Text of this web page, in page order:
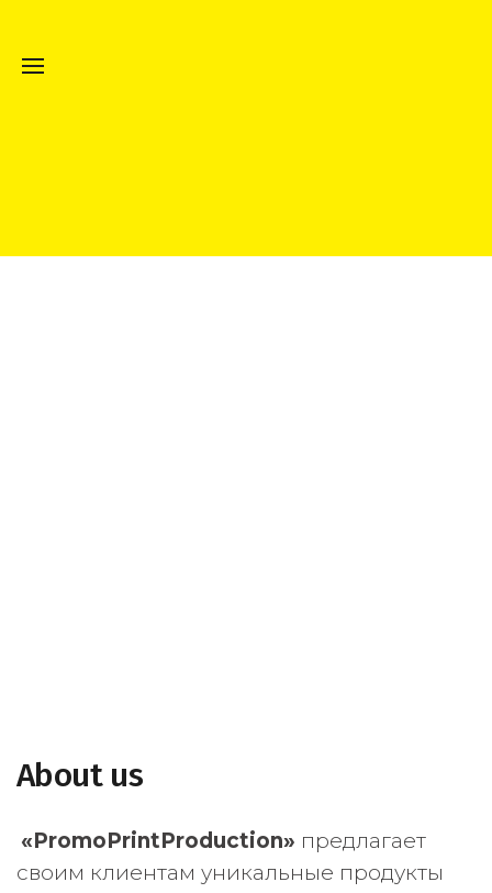
About us
«PromoPrintProduction» предлагает
своим клиентам уникальные продукты